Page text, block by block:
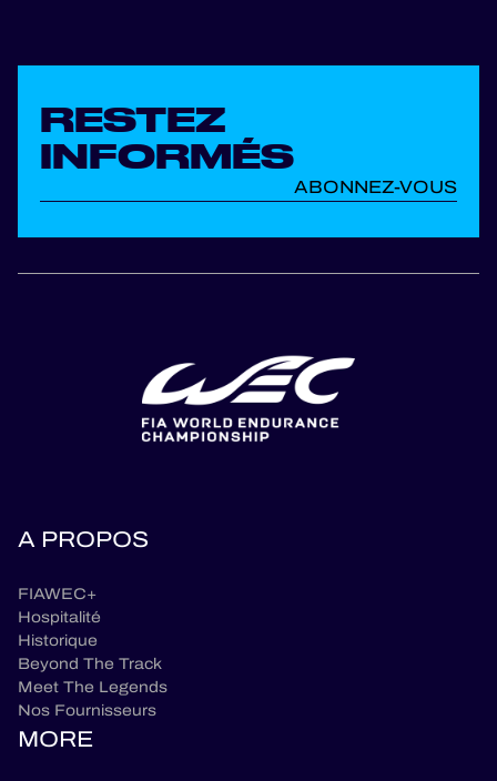
RESTEZ
INFORMÉS
ABONNEZ-VOUS
A PROPOS
FIAWEC+
Hospitalité
Historique
Beyond The Track
Meet The Legends
Nos Fournisseurs
MORE